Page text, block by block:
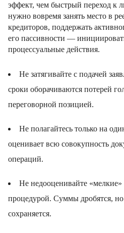
эффект, чем быстрый переход к
нужно вовремя занять место в
кредиторов, поддержать
его пассивности —
процессуальные действия.
Не затягивайте с подачей
сроки оборачиваются потерей
переговорной позицией.
Не полагайтесь только на
оценивает всю совокупность
операций.
Не недооценивайте
процедурой. Суммы дробятся,
сохраняется.